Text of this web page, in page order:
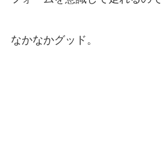
なかなかグッド。